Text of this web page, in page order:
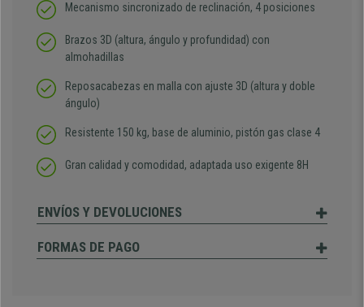
Mecanismo sincronizado de reclinación, 4 posiciones
Brazos 3D (altura, ángulo y profundidad) con
almohadillas
Reposacabezas en malla con ajuste 3D (altura y doble
ángulo)
Resistente 150 kg, base de aluminio, pistón gas clase 4
Gran calidad y comodidad, adaptada uso exigente 8H
ENVÍOS Y DEVOLUCIONES
FORMAS DE PAGO